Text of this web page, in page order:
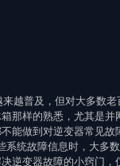
越普及，但对大多数老
那样的熟悉，尤其是并
能做到对逆变器常见故
系统故障信息时，大多数
逆变器故障的小窍门，